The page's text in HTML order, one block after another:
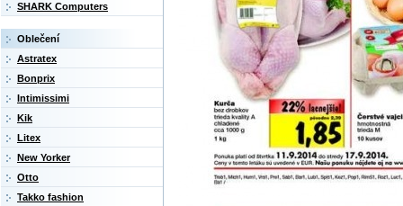
SHARK Computers
Oblečení
Astratex
Bonprix
Intimissimi
Kik
Litex
New Yorker
Otto
Takko fashion